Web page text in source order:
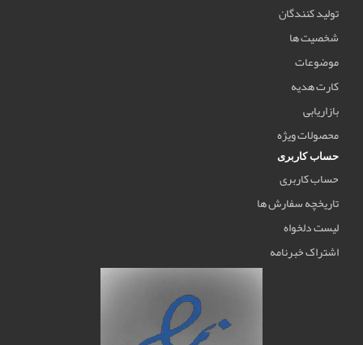
تولید کنندگان
شخصیت ها
موضوعات
کارت هدیه
بازاریابی
محصولات ویژه
حساب کاربری
حساب کاربری
تاریخچه سفارش ها
لیست دلخواه
اشتراک خبرنامه